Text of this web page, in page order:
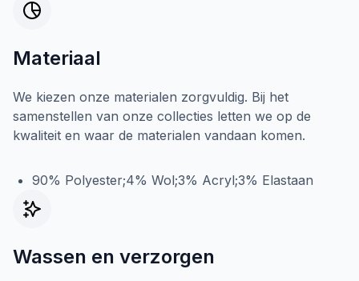
Materiaal
We kiezen onze materialen zorgvuldig. Bij het
samenstellen van onze collecties letten we op de
kwaliteit en waar de materialen vandaan komen.
90% Polyester;4% Wol;3% Acryl;3% Elastaan
Wassen en verzorgen